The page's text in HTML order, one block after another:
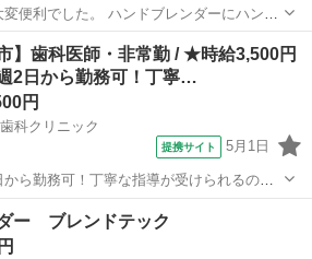
便利でした。 ハンドブレンダーにハンド
説明書有り。 引っ越しに伴いお譲りしま
で...
キッチン家電 ハンドブレンダー
】歯科医師・非常勤 / ★時給3,500円
2日から勤務可！丁寧…
円
科クリニック
提携サイト 5月1日
ら勤務可！丁寧な指導が受けられるので
てお仕事を始められるクリニックです★
ー ブレンドテック